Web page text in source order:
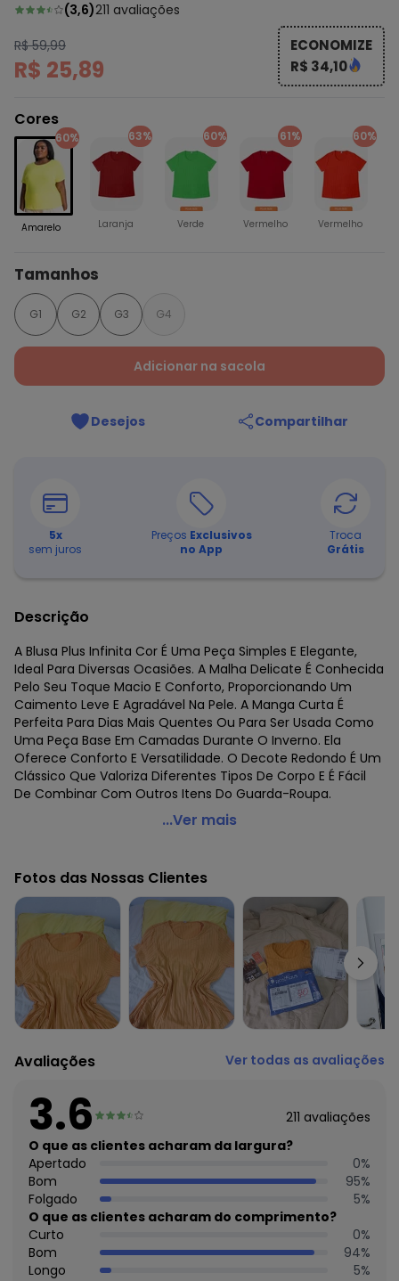
(3,6)211 avaliações
R$ 59,99
R$ 25,89
ECONOMIZE
R$ 34,10
Cores
60%
Amarelo
63%
Laranja
60%
Verde
61%
Vermelho
60%
Vermelho
Tamanhos
G1 G2 G3 G4
Adicionar na sacola
Desejos Compartilhar
5x
sem juros
Preços Exclusivos
no App
Troca
Grátis
Descrição
A Blusa Plus Infinita Cor É Uma Peça Simples E Elegante,
Ideal Para Diversas Ocasiões. A Malha Delicate É Conhecida
Pelo Seu Toque Macio E Conforto, Proporcionando Um
Caimento Leve E Agradável Na Pele. A Manga Curta É
Perfeita Para Dias Mais Quentes Ou Para Ser Usada Como
Uma Peça Base Em Camadas Durante O Inverno. Ela
Oferece Conforto E Versatilidade. O Decote Redondo É Um
Clássico Que Valoriza Diferentes Tipos De Corpo E É Fácil
De Combinar Com Outros Itens Do Guarda-Roupa.
Infinita Cor - Blusa Malha Plus Amarelo
Fornecedor: ROVITEX IND E COM DE MALHAS LTDA / CNPJ
79.233.672/0010-98
Feito: Brasil
Cuidados para conservação do produto: Temperatura
máxima de lavagem de 30ºC processo muito delicado Não
alvejar Não secar em tambor Secagem em varal a sombra
Não passar Não limpar a seco
Tecido: Malha Delicate
Composição: 92% Poliester 8% Elastano
O preço apresentado abaixo é o menor oferecido em
algum dia do mês, para o menor tamanho disponível.
agosto/2026
N/D*
julho/2026 R$ 23,89
junho/2026
maio/2026 R$ 24,89
abril/2026 R$ 24,89
março/2026 R$ 24,89
fevereiro/2026 R$ 27,89
...Ver mais
Fotos das Nossas Clientes
Avaliações Ver todas as avaliações
3.6 211 avaliações
O que as clientes acharam da largura?
Apertado
0%
Bom
95%
Folgado
5%
O que as clientes acharam do comprimento?
Curto
0%
Bom
94%
Longo
5%